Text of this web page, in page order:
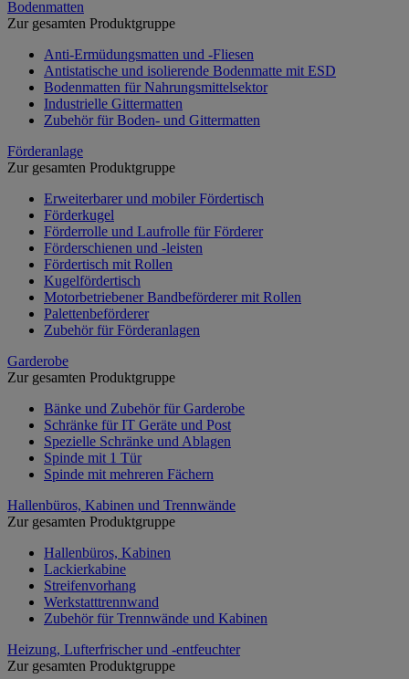
Bodenmatten
Zur gesamten Produktgruppe
Anti-Ermüdungsmatten und -Fliesen
Antistatische und isolierende Bodenmatte mit ESD
Bodenmatten für Nahrungsmittelsektor
Industrielle Gittermatten
Zubehör für Boden- und Gittermatten
Förderanlage
Zur gesamten Produktgruppe
Erweiterbarer und mobiler Fördertisch
Förderkugel
Förderrolle und Laufrolle für Förderer
Förderschienen und -leisten
Fördertisch mit Rollen
Kugelfördertisch
Motorbetriebener Bandbeförderer mit Rollen
Palettenbeförderer
Zubehör für Förderanlagen
Garderobe
Zur gesamten Produktgruppe
Bänke und Zubehör für Garderobe
Schränke für IT Geräte und Post
Spezielle Schränke und Ablagen
Spinde mit 1 Tür
Spinde mit mehreren Fächern
Hallenbüros, Kabinen und Trennwände
Zur gesamten Produktgruppe
Hallenbüros, Kabinen
Lackierkabine
Streifenvorhang
Werkstatttrennwand
Zubehör für Trennwände und Kabinen
Heizung, Lufterfrischer und -entfeuchter
Zur gesamten Produktgruppe